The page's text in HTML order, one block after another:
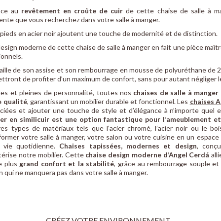
au revêtement en croûte de cuirde cette chaise de salle à
que vous recherchez dans votre salle à manger.
en acier noir ajoutent une touche de modernité et de distinction.
moderne de cette chaise de salle à manger en fait une pièce
de son assise et son rembourrage en mousse de polyuréthane de
de profiter d’un maximum de confort, sans pour autant négliger
et pleines de personnalité, toutes nos chaises de salle à manger
qualité, garantissant un mobilier durable et fonctionnel. Les chaises
et ajouter une touche de style et d’élégance à n’importe quel
en similicuir est une option fantastique pour l’ameublement
types de matériaux tels que l’acier chromé, l’acier noir ou le
votre salle à manger, votre salon ou votre cuisine en un
quotidienne. Chaises tapissées, modernes et design,
notre mobilier. Cette chaise design moderne d’Angel Cerdá
plus grand confort et la stabilité, grâce au rembourrage souple
qui ne manquera pas dans votre salle à manger.